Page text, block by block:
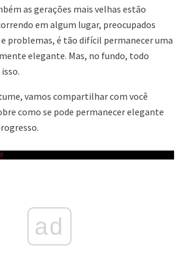
as gerações mais velhas estão
em algum lugar, preocupados
e problemas, é tão difícil permanecer uma
elegante. Mas, no fundo, todo
vamos compartilhar com você
como se pode permanecer elegante
ad